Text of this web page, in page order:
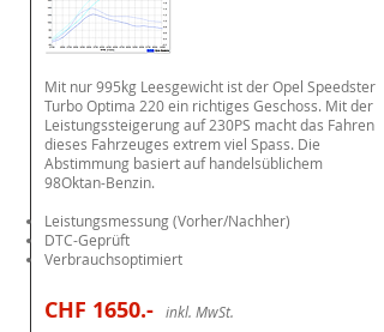
Mit nur 995kg Leesgewicht ist der Opel Speedster
Turbo Optima 220 ein richtiges Geschoss. Mit der
Leistungssteigerung auf 230PS macht das Fahren
dieses Fahrzeuges extrem viel Spass. Die
Abstimmung basiert auf handelsüblichem
98Oktan-Benzin.
Leistungsmessung (Vorher/Nachher)
DTC-Geprüft
Verbrauchsoptimiert
CHF 1650.- inkl. MwSt.